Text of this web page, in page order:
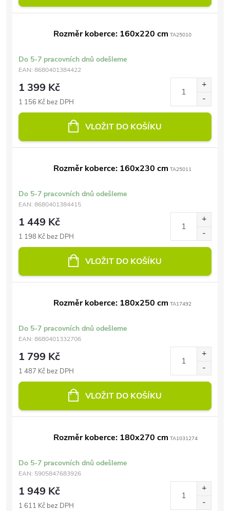
Rozměr koberce: 160x220 cm TA25010
Do 5-7 pracovních dnů odešleme
EAN: 8680401384422
1 399 Kč
1 156 Kč bez DPH
VLOŽIT DO KOŠÍKU
Rozměr koberce: 160x230 cm TA25011
Do 5-7 pracovních dnů odešleme
EAN: 8680401384415
1 449 Kč
1 198 Kč bez DPH
VLOŽIT DO KOŠÍKU
Rozměr koberce: 180x250 cm TA17492
Do 5-7 pracovních dnů odešleme
EAN: 8680401332706
1 799 Kč
1 487 Kč bez DPH
VLOŽIT DO KOŠÍKU
Rozměr koberce: 180x270 cm TA1031274
Do 5-7 pracovních dnů odešleme
EAN: 5905847683926
1 949 Kč
1 611 Kč bez DPH